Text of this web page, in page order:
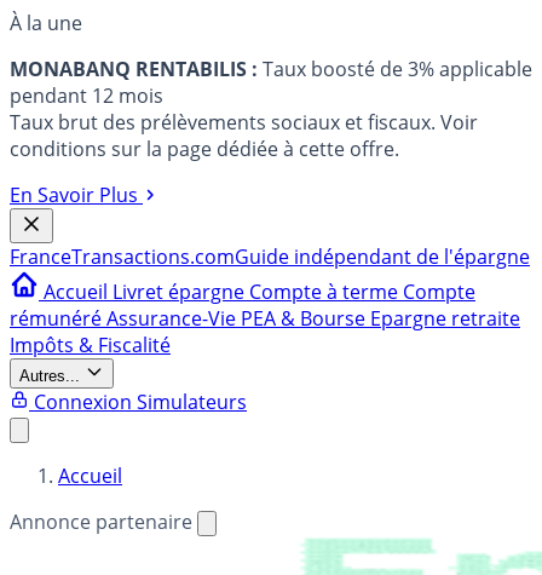
À la une
MONABANQ RENTABILIS : Taux boosté de 3% applicable
pendant 12 mois
Taux brut des prélèvements sociaux et fiscaux. Voir
conditions sur la page dédiée à cette offre.
En Savoir Plus
FranceTransactions.comGuide indépendant de l'épargne
Accueil Livret épargne Compte à terme Compte
rémunéréAssurance-Vie PEA & Bourse Epargne retraite
Impôts & Fiscalité
Autres...
Connexion Simulateurs
Accueil
Annonce partenaire